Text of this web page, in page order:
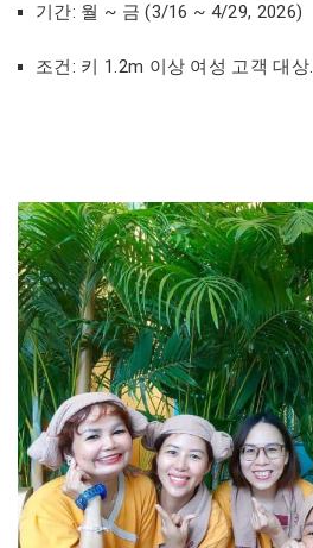
기간: 월 ~ 금 (3/16 ~ 4/29, 2026)
조건: 키 1.2m 이상 여성 고객 대상.